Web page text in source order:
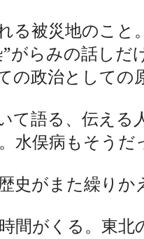
る被災地のこと
がらみの話しだ
の政治としての
て語る、伝え
水俣病もそうだ
史がまた繰りか
間がくる。東北